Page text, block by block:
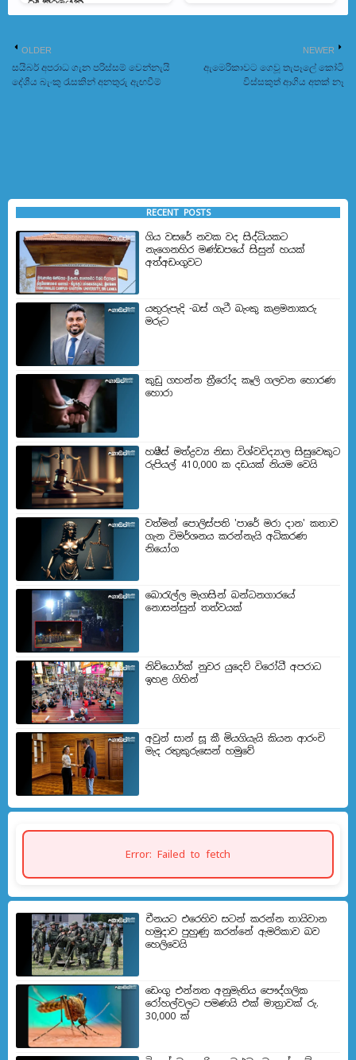
NEWER
ඇමෙරිකාවට ගෙවූ තැපෑලේ කෝටි
විස්සකුත් ආගිය අතක් නෑ
OLDER
සයිබර් අපරාධ ගැන පරිස්සම් වෙන්නැයි
දේශීය බැංකු රැසකින් අනතුරු ඇඟවීම්
RECENT POSTS
ගිය වසරේ නවක වද සිද්ධියකට
නැගෙනහිර මණ්ඩපයේ සිසුන් හයක්
අත්අඩංගුවට
යතුරුපැදි -බස් ගැටී බැංකු කළමනාකරු
මරුට
කුඩු ගහන්න ත්‍රීරෝද කෑලි ගලවන හොරණ
හොරා
හෂීස් මත්ද්‍රව්‍ය නිසා විශ්වවිද්‍යාල සිසුවෙකුට
රුපියල් 410,000 ක දඩයක් නියම වෙයි
වත්මන් පොලිස්පති 'පාරේ මරා දාන' කතාව
ගැන විමර්ශනය කරන්නැයි අධිකරණ
නියෝග
බොරැල්ල මැගසින් බන්ධනගාරයේ
නොසන්සුන් තත්වයක්
නිව්යොර්ක් නුවර යුදෙව් විරෝධී අපරාධ
ඉහළ ගිහින්
අවුන් සාන් සූ කී මියගියැයි කියන ආරංචි
මැද රතුකුරුසෙන් හමුවේ
Error: Failed to fetch
චීනයට එරෙහිව සටන් කරන්න තායිවාන
හමුදාව පුහුණු කරන්නේ ඇමරිකාව බව
හෙලිවෙයි
ඩෙංගු එන්නත අනුමැතිය පෞද්ගලික
රෝහල්වලට පමණයි එක් මාත්‍රාවක් රු.
30,000 ක්